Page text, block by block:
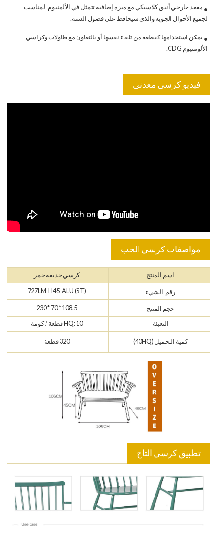
● مقعد خارجي أنيق كلاسيكي مع ميزة إضافية تتمثل في الألمنيوم المناسب
لجميع الأحوال الجوية والذي سيحافظ على فصول السنة.
● يمكن استخدامها كقطعة من تلقاء نفسها أو بالتعاون مع طاولات وكراسي
الألومنيوم CDG.
فيديو كرسي معدني
مواصفات كرسي الحب
اسم المنتج كرسي حديقة خمر
رقم الشيء 727LM-H45-ALU (ST)
حجم المنتج 108.5 * 70 * 230
التعبئة HQ: 10 قطعة / كومة
كمية التحميل (40HQ) 320 قطعة
تطبيق كرسي التاج